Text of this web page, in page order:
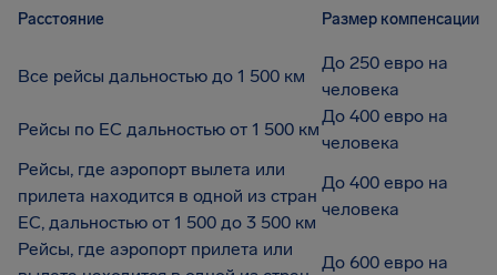
Расстояние Размер компенсации
Все рейсы дальностью до 1 500 км
До 250 евро на
человека
Рейсы по ЕС дальностью от 1 500 км
До 400 евро на
человека
Рейсы, где аэропорт вылета или
прилета находится в одной из стран
ЕС, дальностью от 1 500 до 3 500 км
До 400 евро на
человека
Рейсы, где аэропорт прилета или
До 600 евро на